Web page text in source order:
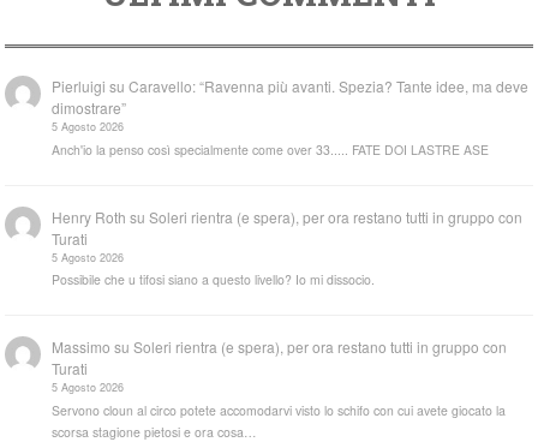
Pierluigi suCaravello: “Ravenna più avanti. Spezia? Tante idee, ma deve
dimostrare”
5 Agosto 2026
Anch'io la penso così specialmente come over 33..... FATE DOI LASTRE ASE
Henry Roth suSoleri rientra (e spera), per ora restano tutti in gruppo con
Turati
5 Agosto 2026
Possibile che u tifosi siano a questo livello? Io mi dissocio.
Massimo suSoleri rientra (e spera), per ora restano tutti in gruppo con
Turati
5 Agosto 2026
Servono cloun al circo potete accomodarvi visto lo schifo con cui avete giocato la
scorsa stagione pietosi e ora cosa…